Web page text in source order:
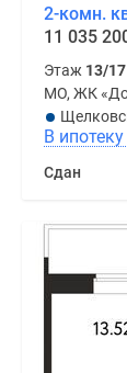
2-комн.
11 035
Этаж 13/17
МО, ЖК
Сдан